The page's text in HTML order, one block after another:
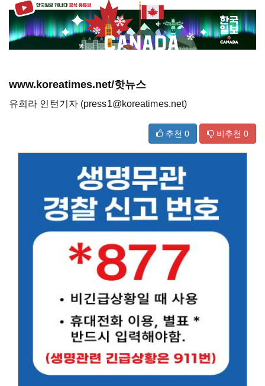
www.koreatimes.net/핫뉴스
유희라 인턴기자 (press1@koreatimes.net)
추천 0 비추천 0